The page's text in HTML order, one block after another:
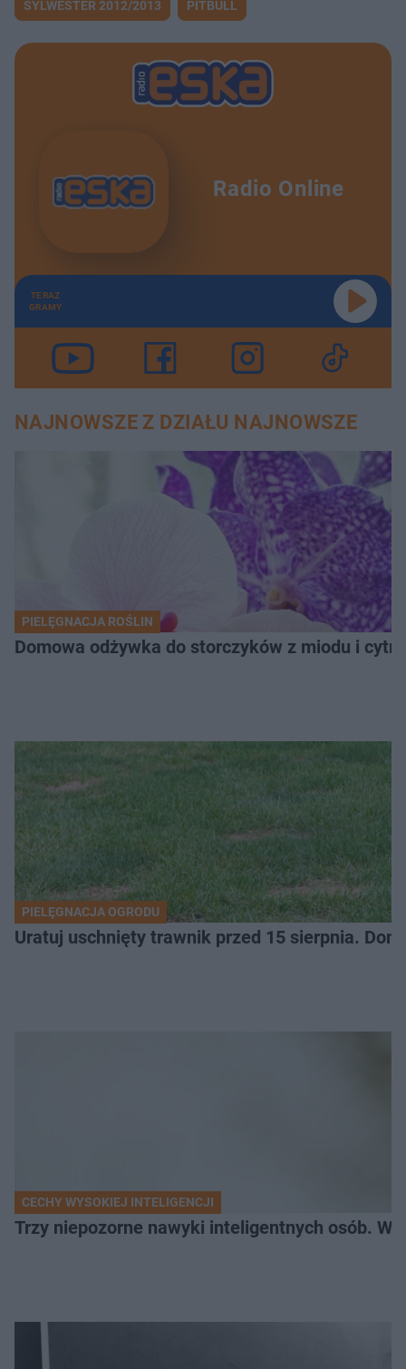
SYLWESTER 2012/2013 PITBULL
Radio Online
TERAZ
GRAMY
NAJNOWSZE Z DZIAŁU NAJNOWSZE
PIELĘGNACJA ROŚLIN
Domowa odżywka do storczyków z miodu i
PIELĘGNACJA OGRODU
Uratuj uschnięty trawnik przed 15 sierpnia.
CECHY WYSOKIEJ INTELIGENCJI
Trzy niepozorne nawyki inteligentnych osób.